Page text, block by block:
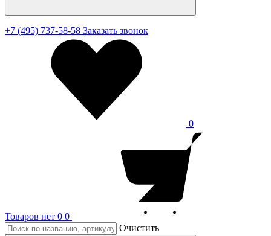
+7 (495) 737-58-58 Заказать звонок
0
Товаров нет 0 0
Очистить